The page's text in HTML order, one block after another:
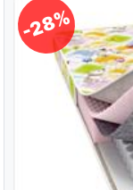
-28%